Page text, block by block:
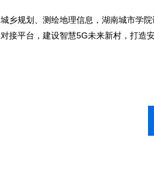
城乡规划、测绘地理信息，湖南城市学
对接平台，建设智慧5G未来新村，打造